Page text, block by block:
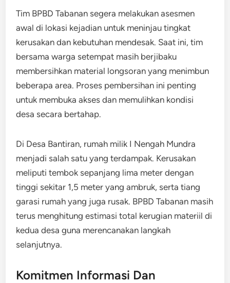
Tim BPBD Tabanan segera melakukan asesmen
awal di lokasi kejadian untuk meninjau tingkat
kerusakan dan kebutuhan mendesak. Saat ini, tim
bersama warga setempat masih berjibaku
membersihkan material longsoran yang menimbun
beberapa area. Proses pembersihan ini penting
untuk membuka akses dan memulihkan kondisi
desa secara bertahap.
Di Desa Bantiran, rumah milik I Nengah Mundra
menjadi salah satu yang terdampak. Kerusakan
meliputi tembok sepanjang lima meter dengan
tinggi sekitar 1,5 meter yang ambruk, serta tiang
garasi rumah yang juga rusak. BPBD Tabanan masih
terus menghitung estimasi total kerugian materiil di
kedua desa guna merencanakan langkah
selanjutnya.
Komitmen Informasi Dan